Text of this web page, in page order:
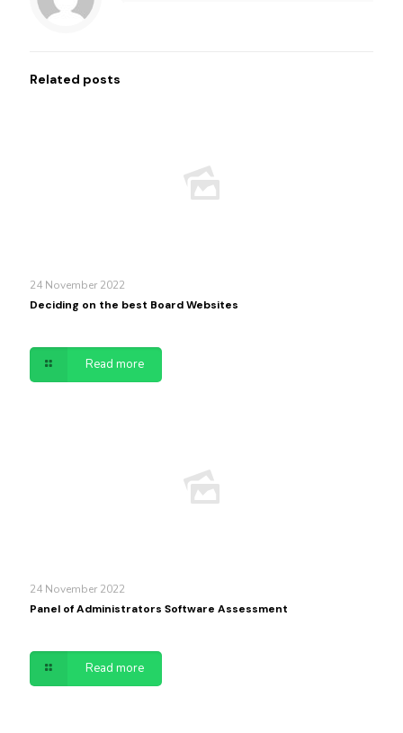
Related posts
24 November 2022
Deciding on the best Board Websites
Read more
24 November 2022
Panel of Administrators Software Assessment
Read more